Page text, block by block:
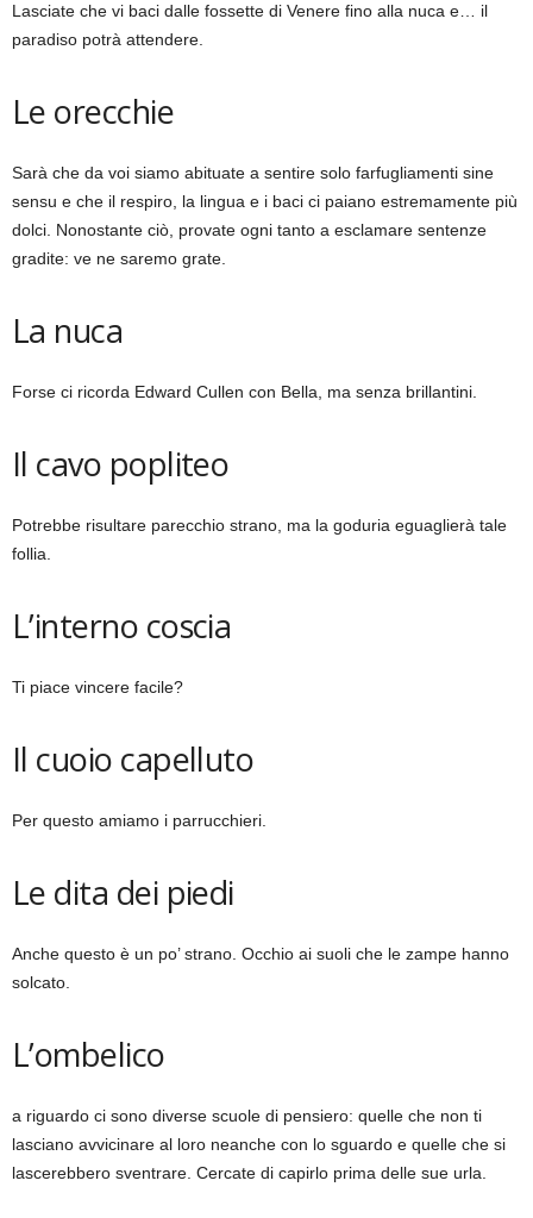
Lasciate che vi baci dalle fossette di Venere fino alla nuca e… il
paradiso potrà attendere.
Le orecchie
Sarà che da voi siamo abituate a sentire solo farfugliamenti sine
sensu e che il respiro, la lingua e i baci ci paiano estremamente più
dolci. Nonostante ciò, provate ogni tanto a esclamare sentenze
gradite: ve ne saremo grate.
La nuca
Forse ci ricorda Edward Cullen con Bella, ma senza brillantini.
Il cavo popliteo
Potrebbe risultare parecchio strano, ma la goduria eguaglierà tale
follia.
L’interno coscia
Ti piace vincere facile?
Il cuoio capelluto
Per questo amiamo i parrucchieri.
Le dita dei piedi
Anche questo è un po’ strano. Occhio ai suoli che le zampe hanno
solcato.
L’ombelico
a riguardo ci sono diverse scuole di pensiero: quelle che non ti
lasciano avvicinare al loro neanche con lo sguardo e quelle che si
lascerebbero sventrare. Cercate di capirlo prima delle sue urla.